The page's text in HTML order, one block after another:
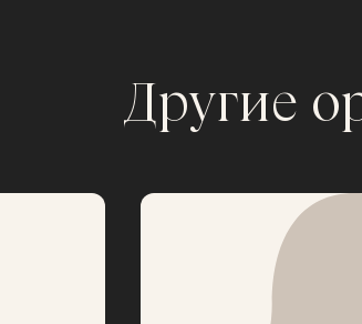
Другие